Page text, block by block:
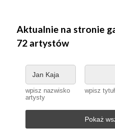
Aktualnie na stronie
72 artystów
wpisz nazwisko
artysty
wpisz
Pokaż